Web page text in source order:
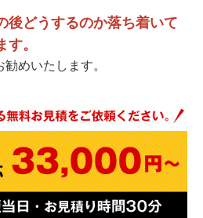
後どうするのか落ち着いて
。
めいたします。